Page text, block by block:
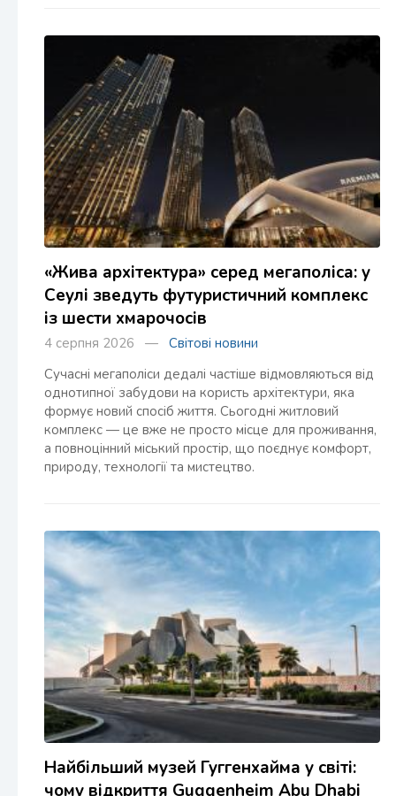
«Жива архітектура» серед мегаполіса: у
Сеулі зведуть футуристичний комплекс
із шести хмарочосів
4 серпня 2026 — Світові новини
Сучасні мегаполіси дедалі частіше відмовляються від
однотипної забудови на користь архітектури, яка
формує новий спосіб життя. Сьогодні житловий
комплекс — це вже не просто місце для проживання,
а повноцінний міський простір, що поєднує комфорт,
природу, технології та мистецтво.
Найбільший музей Гуггенхайма у світі:
чому відкриття Guggenheim Abu Dhabi